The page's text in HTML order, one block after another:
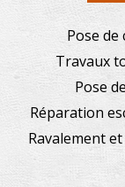
Pose de
Travaux
Pose
Réparation
Ravalement